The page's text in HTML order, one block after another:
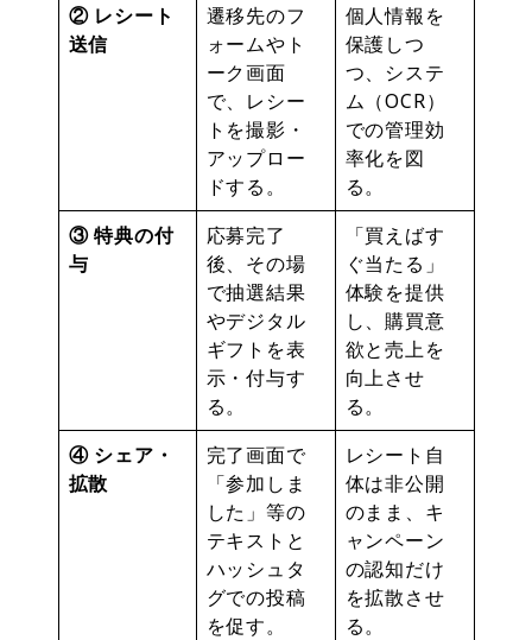
② レシート
送信
遷移先のフ
ォームやト
ーク画面
で、レシー
トを撮影・
アップロー
ドする。
個人情報を
保護しつ
つ、システ
ム（OCR）
での管理効
率化を図
る。
③ 特典の付
与
応募完了
後、その場
で抽選結果
やデジタル
ギフトを表
示・付与す
る。
「買えばす
ぐ当たる」
体験を提供
し、購買意
欲と売上を
向上させ
る。
④ シェア・
拡散
完了画面で
「参加しま
した」等の
テキストと
ハッシュタ
グでの投稿
を促す。
レシート自
体は非公開
のまま、キ
ャンペーン
の認知だけ
を拡散させ
る。